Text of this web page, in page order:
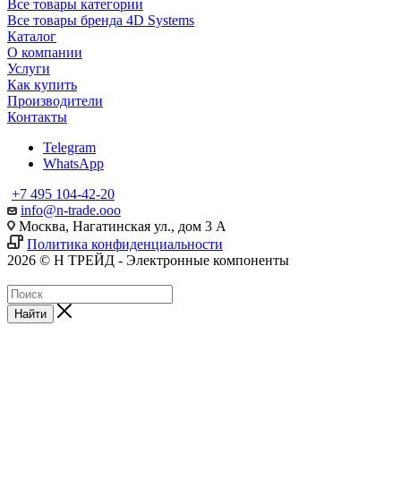
Все товары категории
Все товары бренда 4D Systems
Каталог
О компании
Услуги
Как купить
Производители
Контакты
Telegram
WhatsApp
+7 495 104-42-20
info@n-trade.ooo
Москва, Нагатинская ул., дом 3 А
Политика конфиденциальности
2026 © Н ТРЕЙД - Электронные компоненты
Найти